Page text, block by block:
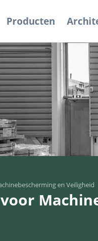
Producten
en Veiligheid